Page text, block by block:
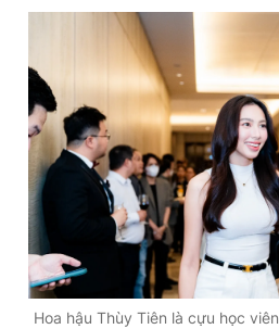
Hoa hậu Thùy Tiên là cựu học viên